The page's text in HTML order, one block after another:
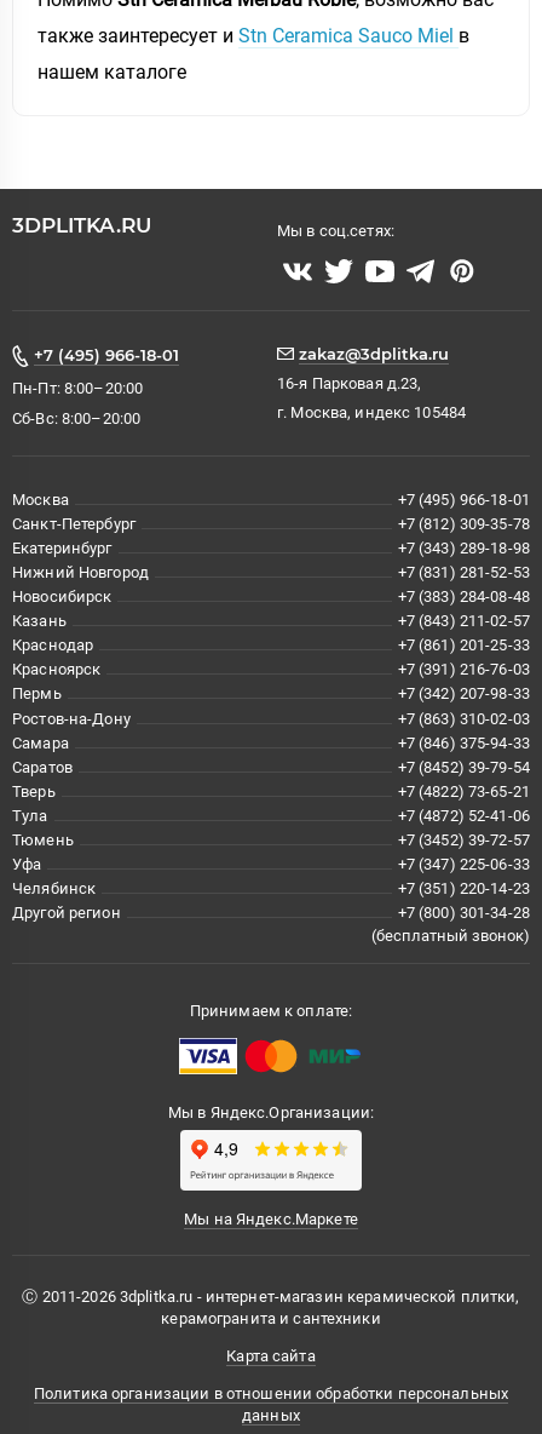
также заинтересует и Stn Ceramica Sauco Miel в
нашем каталоге
3DPLITKA.RU Мы в соц.сетях:
+7 (495) 966-18-01
Пн-Пт: 8:00–20:00
Сб-Вс: 8:00–20:00
zakaz@3dplitka.ru
16-я Парковая д.23,
г. Москва, индекс 105484
Москва
+7 (495) 966-18-01
Санкт-Петербург
+7 (812) 309-35-78
Екатеринбург
+7 (343) 289-18-98
Нижний Новгород
+7 (831) 281-52-53
Новосибирск
+7 (383) 284-08-48
Казань
+7 (843) 211-02-57
Краснодар
+7 (861) 201-25-33
Красноярск
+7 (391) 216-76-03
Пермь
+7 (342) 207-98-33
Ростов-на-Дону
+7 (863) 310-02-03
Самара
+7 (846) 375-94-33
Саратов
+7 (8452) 39-79-54
Тверь
+7 (4822) 73-65-21
Тула
+7 (4872) 52-41-06
Тюмень
+7 (3452) 39-72-57
Уфа
+7 (347) 225-06-33
Челябинск
+7 (351) 220-14-23
Другой регион
+7 (800) 301-34-28
(бесплатный звонок)
Принимаем к оплате:
Мы в Яндекс.Организации:
Мы на Яндекс.Маркете
Ⓒ 2011-2026 3dplitka.ru - интернет-магазин керамической плитки,
керамогранита и сантехники
Карта сайта
Политика организации в отношении обработки персональных
данных